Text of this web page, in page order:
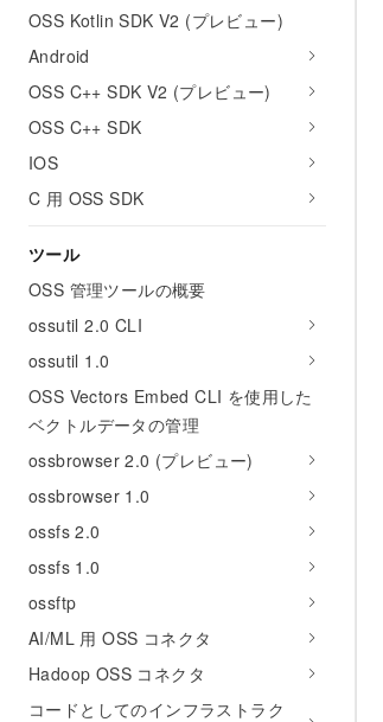
OSS Kotlin SDK V2 (プレビュー)
Android
OSS C++ SDK V2 (プレビュー)
OSS C++ SDK
IOS
C 用 OSS SDK
ツール
OSS 管理ツールの概要
ossutil 2.0 CLI
ossutil 1.0
OSS Vectors Embed CLI を使用した
ベクトルデータの管理
ossbrowser 2.0 (プレビュー)
ossbrowser 1.0
ossfs 2.0
ossfs 1.0
ossftp
AI/ML 用 OSS コネクタ
Hadoop OSS コネクタ
コードとしてのインフラストラク